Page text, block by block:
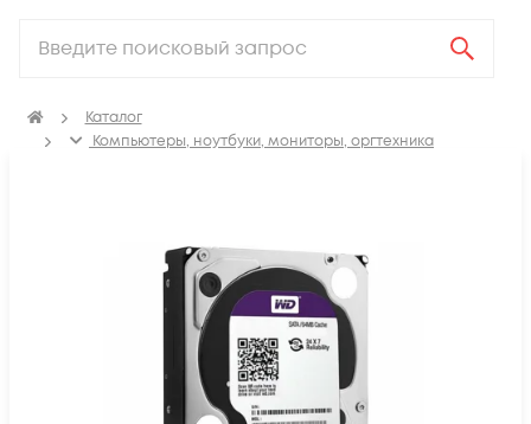
Каталог
Компьютеры, ноутбуки, мониторы, оргтехника